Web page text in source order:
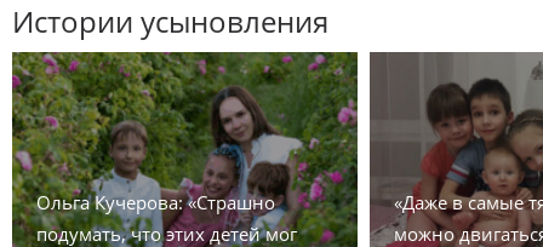
Истории усыновления
Ольга Кучерова: «Страшно
подумать, что этих детей мог
«Даже в самые
можно